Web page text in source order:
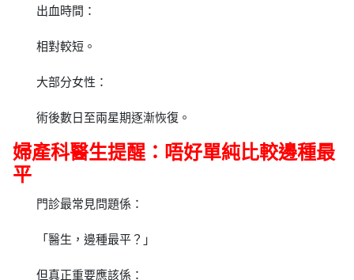
出血時間：
相對較短。
大部分女性：
術後數日至兩星期逐漸恢復。
婦產科醫生提醒：唔好單純比較邊種最
平
門診最常見問題係：
「醫生，邊種最平？」
但真正重要應該係：